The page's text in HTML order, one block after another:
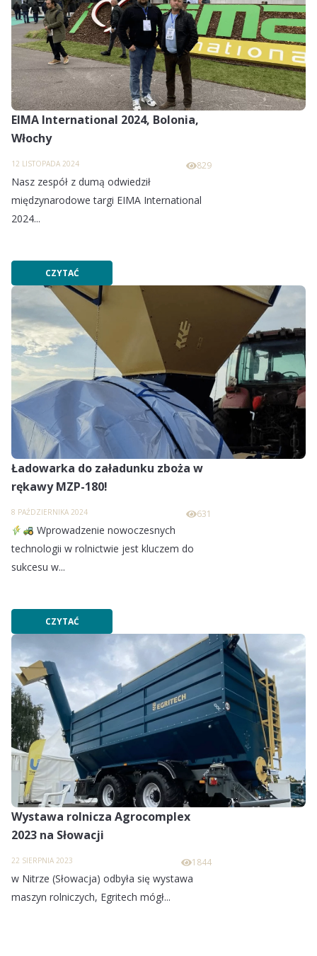
EIMA International 2024, Bolonia,
Włochy
12 LISTOPADA 2024 829
Nasz zespół z dumą odwiedził
międzynarodowe targi EIMA International
2024...
CZYTAĆ
Ładowarka do załadunku zboża w
rękawy MZP-180!
8 PAŹDZIERNIKA 2024 631
Wprowadzenie nowoczesnych
technologii w rolnictwie jest kluczem do
sukcesu w...
CZYTAĆ
Wystawa rolnicza Agrocomplex
2023 na Słowacji
22 SIERPNIA 2023 1844
w Nitrze (Słowacja) odbyła się wystawa
maszyn rolniczych, Egritech mógł...